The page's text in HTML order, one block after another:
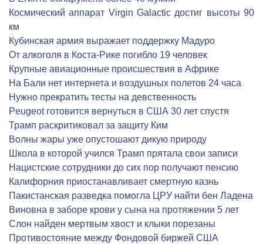
Космический аппарат Virgin Galactic достиг высоты 90
км
Кубинская армия выражает поддержку Мадуро
От алкоголя в Коста-Рике погибло 19 человек
Крупные авиационные происшествия в Африке
На Бали нет интернета и воздушных полетов 24 часа
Нужно прекратить тесты на девственность
Peugeot готовится вернуться в США 30 лет спустя
Трамп раскритиковал за защиту Ким
Волны жары уже опустошают дикую природу
Школа в которой учился Трамп прятала свои записи
Нацистские сотрудники до сих пор получают пенсию
Калифорния приостанавливает смертную казнь
Пакистанская разведка помогла ЦРУ найти бен Ладена
Виновна в заборе крови у сына на протяжении 5 лет
Слон найден мертвым хвост и клыки порезаны
Противостояние между Фондовой биржей США